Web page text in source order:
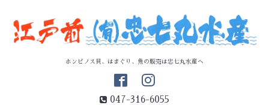
ホンビノス貝、はまぐり、魚の販売は忠七丸水産へ
047-316-6055